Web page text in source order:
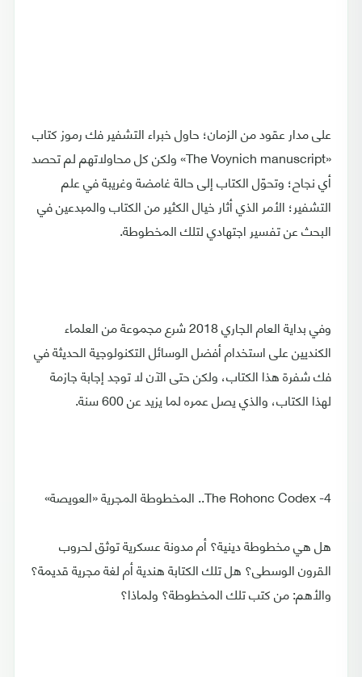
على مدار عقود من الزمان؛ حاول خبراء التشفير فك رموز كتاب
«The Voynich manuscript» ولكن كل محاولاتهم لم تحصد
أي نجاح؛ وتحوّل الكتاب إلى حالة غامضة وغريبة في علم
التشفير؛ الأمر الذي أثار خيال الكثير من الكتاب والمبدعين في
البحث عن تفسير اجتهادي لتلك المخطوطة.
وفي بداية العام الجاري 2018 شرع مجموعة من العلماء
الكنديين على استخدام أفضل الوسائل التكنولوجية الحديثة في
فك شفرة هذا الكتاب، ولكن حتى الآن لا توجد إجابة جازمة
لهذا الكتاب، والذي يصل عمره لما يزيد عن 600 سنة.
4- The Rohonc Codex.. المخطوطة المجرية «العويصة»
هل هي مخطوطة دينية؟ أم مدونة عسكرية توثق لحروب
القرون الوسطى؟ هل تلك الكتابة هندية أم لغة مجرية قديمة؟
والأهم: من كتب تلك المخطوطة؟ ولماذا؟